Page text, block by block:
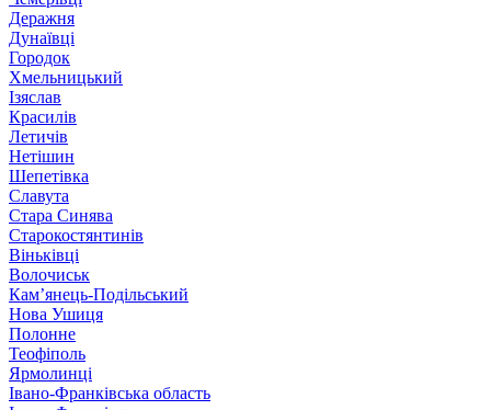
Деражня
Дунаївці
Городок
Хмельницький
Ізяслав
Красилів
Летичів
Нетішин
Шепетівка
Славута
Стара Синява
Старокостянтинів
Віньківці
Волочиськ
Кам’янець-Подільський
Нова Ушиця
Полонне
Теофіполь
Ярмолинці
Івано-Франківська область